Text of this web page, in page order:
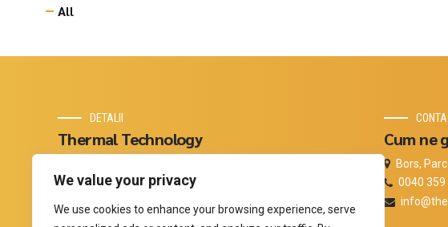
We value your privacy
We use cookies to enhance your browsing experience, serve
All
DETALII
Thermal Technology
încălzire ușor de instalat și întreținut cu un consum redus de
Cum ne
Bors,
0040 359